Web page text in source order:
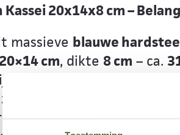
Kassei 20x14x8 cm –
massieve blauwe
20×14 cm, dikte 8 cm – ca.
kleur met
belasting: ideaal
en